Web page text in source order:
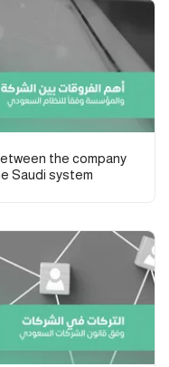
the company
Saudi system